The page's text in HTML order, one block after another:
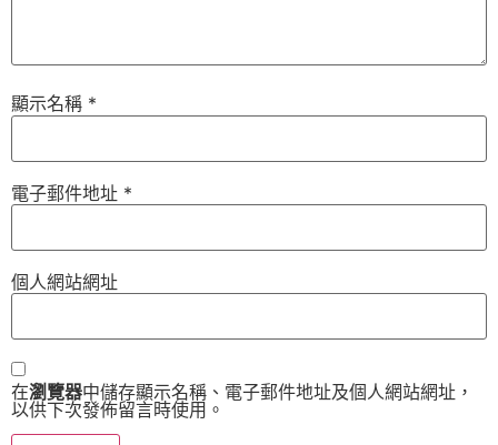
顯示名稱 *
電子郵件地址 *
個人網站網址
在瀏覽器中儲存顯示名稱、電子郵件地址及個人網站網址，
以供下次發佈留言時使用。